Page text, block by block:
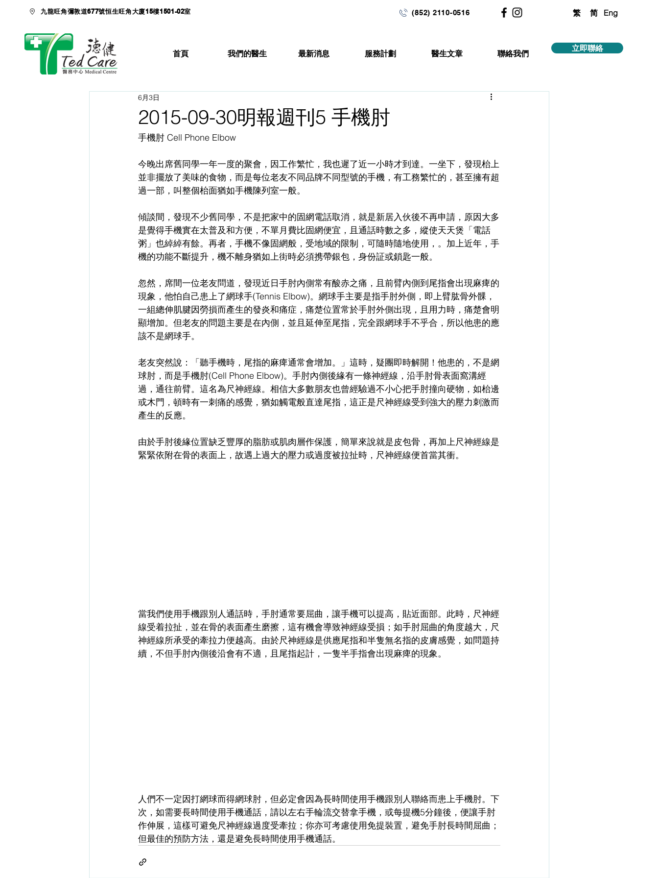
九龍旺角彌敦道677號恒生旺角大廈15樓1501-02室 (852) 2110-0516 繁 简 Eng
立即聯絡
首頁 我們的醫生 最新消息 服務計劃 醫生文章 聯絡我們
2015-09-30明報週刊5 手機肘
6月3日
手機肘 Cell Phone Elbow
今晚出席舊同學一年一度的聚會，因工作繁忙，我也遲了近一小時才到達。一坐下，發現枱上
並非擺放了美味的食物，而是每位老友不同品牌不同型號的手機，有工務繁忙的，甚至擁有超
過一部，叫整個枱面猶如手機陳列室一般。
傾談間，發現不少舊同學，不是把家中的固網電話取消，就是新居入伙後不再申請，原因大多
是覺得手機實在太普及和方便，不單月費比固網便宜，且通話時數之多，縱使天天煲「電話
粥」也綽綽有餘。再者，手機不像固網般，受地域的限制，可隨時隨地使用，。加上近年，手
機的功能不斷提升，機不離身猶如上街時必須携帶銀包，身份証或鎖匙一般。
忽然，席間一位老友問道，發現近日手肘內側常有酸赤之痛，且前臂內側到尾指會出現麻痺的
現象，他怕自己患上了網球手(Tennis Elbow)。網球手主要是指手肘外側，即上臂肱骨外髁，
一組總伸肌腱因勞損而產生的發炎和痛症，痛楚位置常於手肘外側出現，且用力時，痛楚會明
顯增加。但老友的問題主要是在內側，並且延伸至尾指，完全跟網球手不乎合，所以他患的應
該不是網球手。
老友突然說：「聽手機時，尾指的麻痺通常會增加。」這時，疑團即時解開！他患的，不是網
球肘，而是手機肘(Cell Phone Elbow)。手肘內側後緣有一條神經線，沿手肘骨表面窩溝經
過，通往前臂。這名為尺神經線。相信大多數朋友也曾經驗過不小心把手肘撞向硬物，如枱邊
或木門，頓時有一刺痛的感覺，猶如觸電般直達尾指，這正是尺神經線受到強大的壓力刺激而
產生的反應。
由於手肘後緣位置缺乏豐厚的脂肪或肌肉層作保護，簡單來說就是皮包骨，再加上尺神經線是
緊緊依附在骨的表面上，故遇上過大的壓力或過度被拉扯時，尺神經線便首當其衝。
當我們使用手機跟別人通話時，手肘通常要屈曲，讓手機可以提高，貼近面部。此時，尺神經
線受着拉扯，並在骨的表面產生磨擦，這有機會導致神經線受損；如手肘屈曲的角度越大，尺
神經線所承受的牽拉力便越高。由於尺神經線是供應尾指和半隻無名指的皮膚感覺，如問題持
續，不但手肘內側後沿會有不適，且尾指起計，一隻半手指會出現麻痺的現象。
人們不一定因打網球而得網球肘，但必定會因為長時間使用手機跟別人聯絡而患上手機肘。下
次，如需要長時間使用手機通話，請以左右手輪流交替拿手機，或每提機5分鐘後，便讓手肘
作伸展，這樣可避免尺神經線過度受牽拉；你亦可考慮使用免提裝置，避免手肘長時間屈曲；
但最佳的預防方法，還是避免長時間使用手機通話。